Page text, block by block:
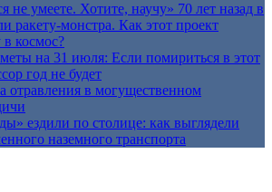
не умеете. Хотите, научу» 70 лет назад в
ракету-монстра. Как этот проект
космос?
на 31 июля: Если помириться в этот
год не будет
отравления в могущественном
ездили по столице: как выглядели
наземного транспорта